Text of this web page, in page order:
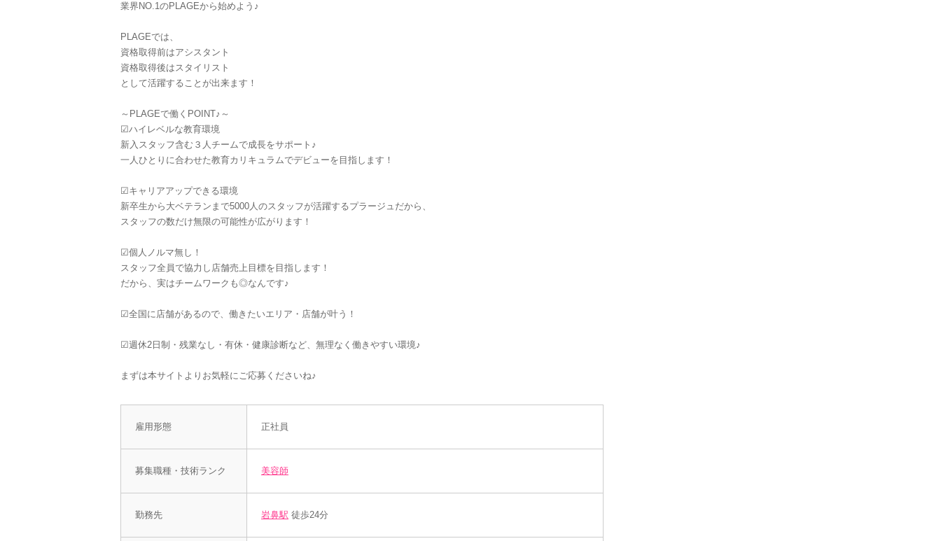
業界NO.1のPLAGEから始めよう♪
PLAGEでは、
資格取得前はアシスタント
資格取得後はスタイリスト
として活躍することが出来ます！
～PLAGEで働くPOINT♪～
☑︎ハイレベルな教育環境
新入スタッフ含む３人チームで成長をサポート♪
一人ひとりに合わせた教育カリキュラムでデビューを目指します！
☑︎キャリアアップできる環境
新卒生から大ベテランまで5000人のスタッフが活躍するプラージュだから、
スタッフの数だけ無限の可能性が広がります！
☑︎個人ノルマ無し！
スタッフ全員で協力し店舗売上目標を目指します！
だから、実はチームワークも◎なんです♪
☑︎全国に店舗があるので、働きたいエリア・店舗が叶う！
☑︎週休2日制・残業なし・有休・健康診断など、無理なく働きやすい環境♪
まずは本サイトよりお気軽にご応募くださいね♪
雇用形態 正社員
募集職種・技術ランク 美容師
勤務先 岩鼻駅 徒歩24分